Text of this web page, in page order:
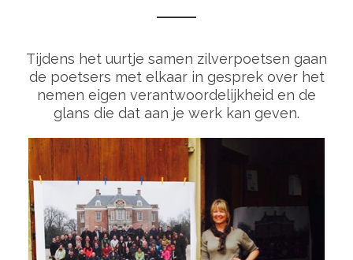
Tijdens het uurtje samen zilverpoetsen gaan
de poetsers met elkaar in gesprek over het
nemen eigen verantwoordelijkheid en de
glans die dat aan je werk kan geven.